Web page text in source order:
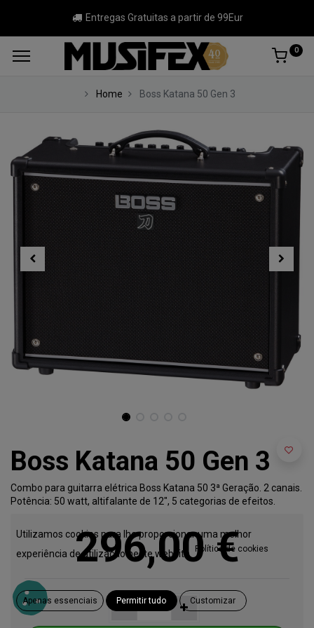
Entregas Gratuitas a partir de 99Eur
0
Home Boss Katana 50 Gen 3
Boss Katana 50 Gen 3
Combo para guitarra elétrica Boss Katana 50 3ª Geração. 2 canais.
Potência: 50 watt, altifalante de 12", 5 categorias de efeitos.
296,00€
Utilizamos cookies para lhe proporcionar uma melhor
experiência de utilização neste website. Política de cookies
Apenas essenciais Permitir tudo Customizar